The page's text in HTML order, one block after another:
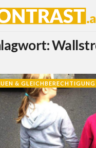
& GLEICHBERECHTIGUNG